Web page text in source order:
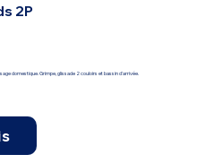
2P
domestique. Grimpe, glissade 2 couloirs et bassin d'arrivée.